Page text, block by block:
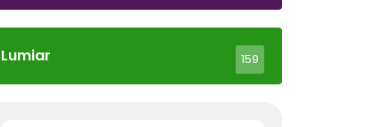
Lumiar 159